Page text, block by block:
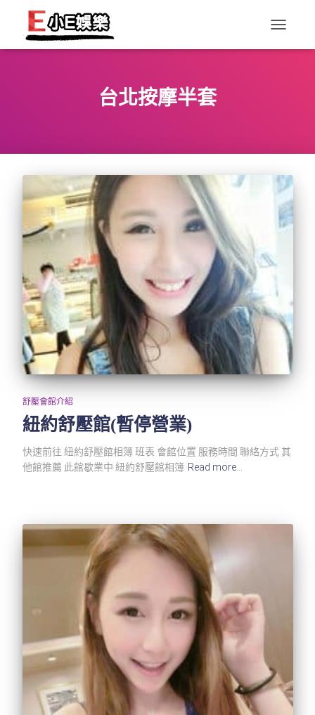
台北按摩半套
舒壓會館介紹
紐約舒壓館(暫停營業)
快速前往 紐約舒壓館相簿 班表 會館位置 服務時間 聯絡方式 其
他館推薦 此館歇業中 紐約舒壓館相簿 Read more…